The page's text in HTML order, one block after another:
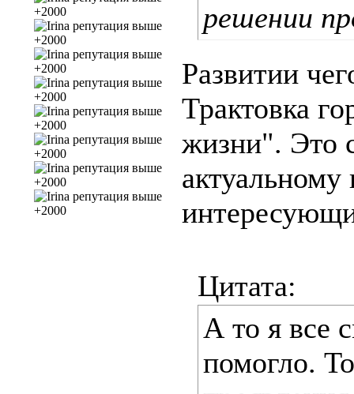
решении
Развитии
Трактовка
жизни". Это
Цитата:
А то я все
помогло.